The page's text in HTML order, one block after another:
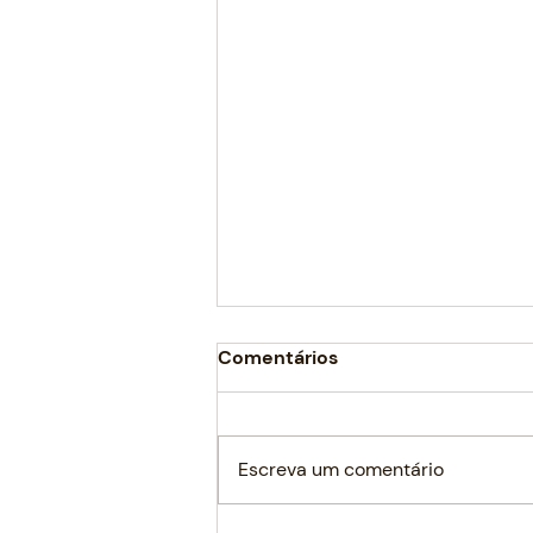
re.verde
Comentários
Escreva um comentário